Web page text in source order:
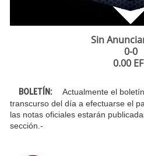
Sin
0-0
0.00
BOLETÍN:
Actualmente el
transcurso del día a efectuarse el
las notas oficiales estarán
sección.-